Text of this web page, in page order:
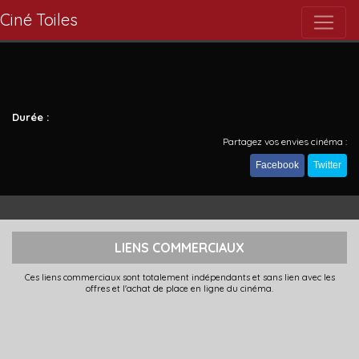
Ciné Toiles
Durée :
Partagez vos envies cinéma :
Facebook Twitter
LIENS COMMERCIAUX
Ces liens commerciaux sont totalement indépendants et sans lien avec les
offres et l'achat de place en ligne du cinéma.